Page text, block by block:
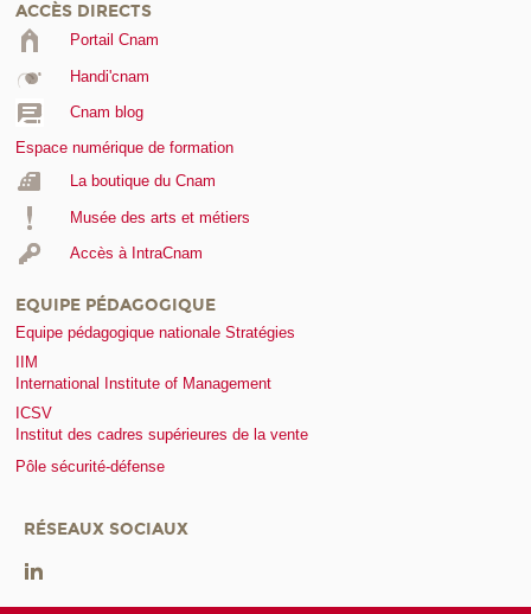
ACCÈS DIRECTS
Portail Cnam
Handi'cnam
Cnam blog
Espace numérique de formation
La boutique du Cnam
Musée des arts et métiers
Accès à IntraCnam
EQUIPE PÉDAGOGIQUE
Equipe pédagogique nationale Stratégies
IIM
International Institute of Management
ICSV
Institut des cadres supérieures de la vente
Pôle sécurité-défense
RÉSEAUX SOCIAUX